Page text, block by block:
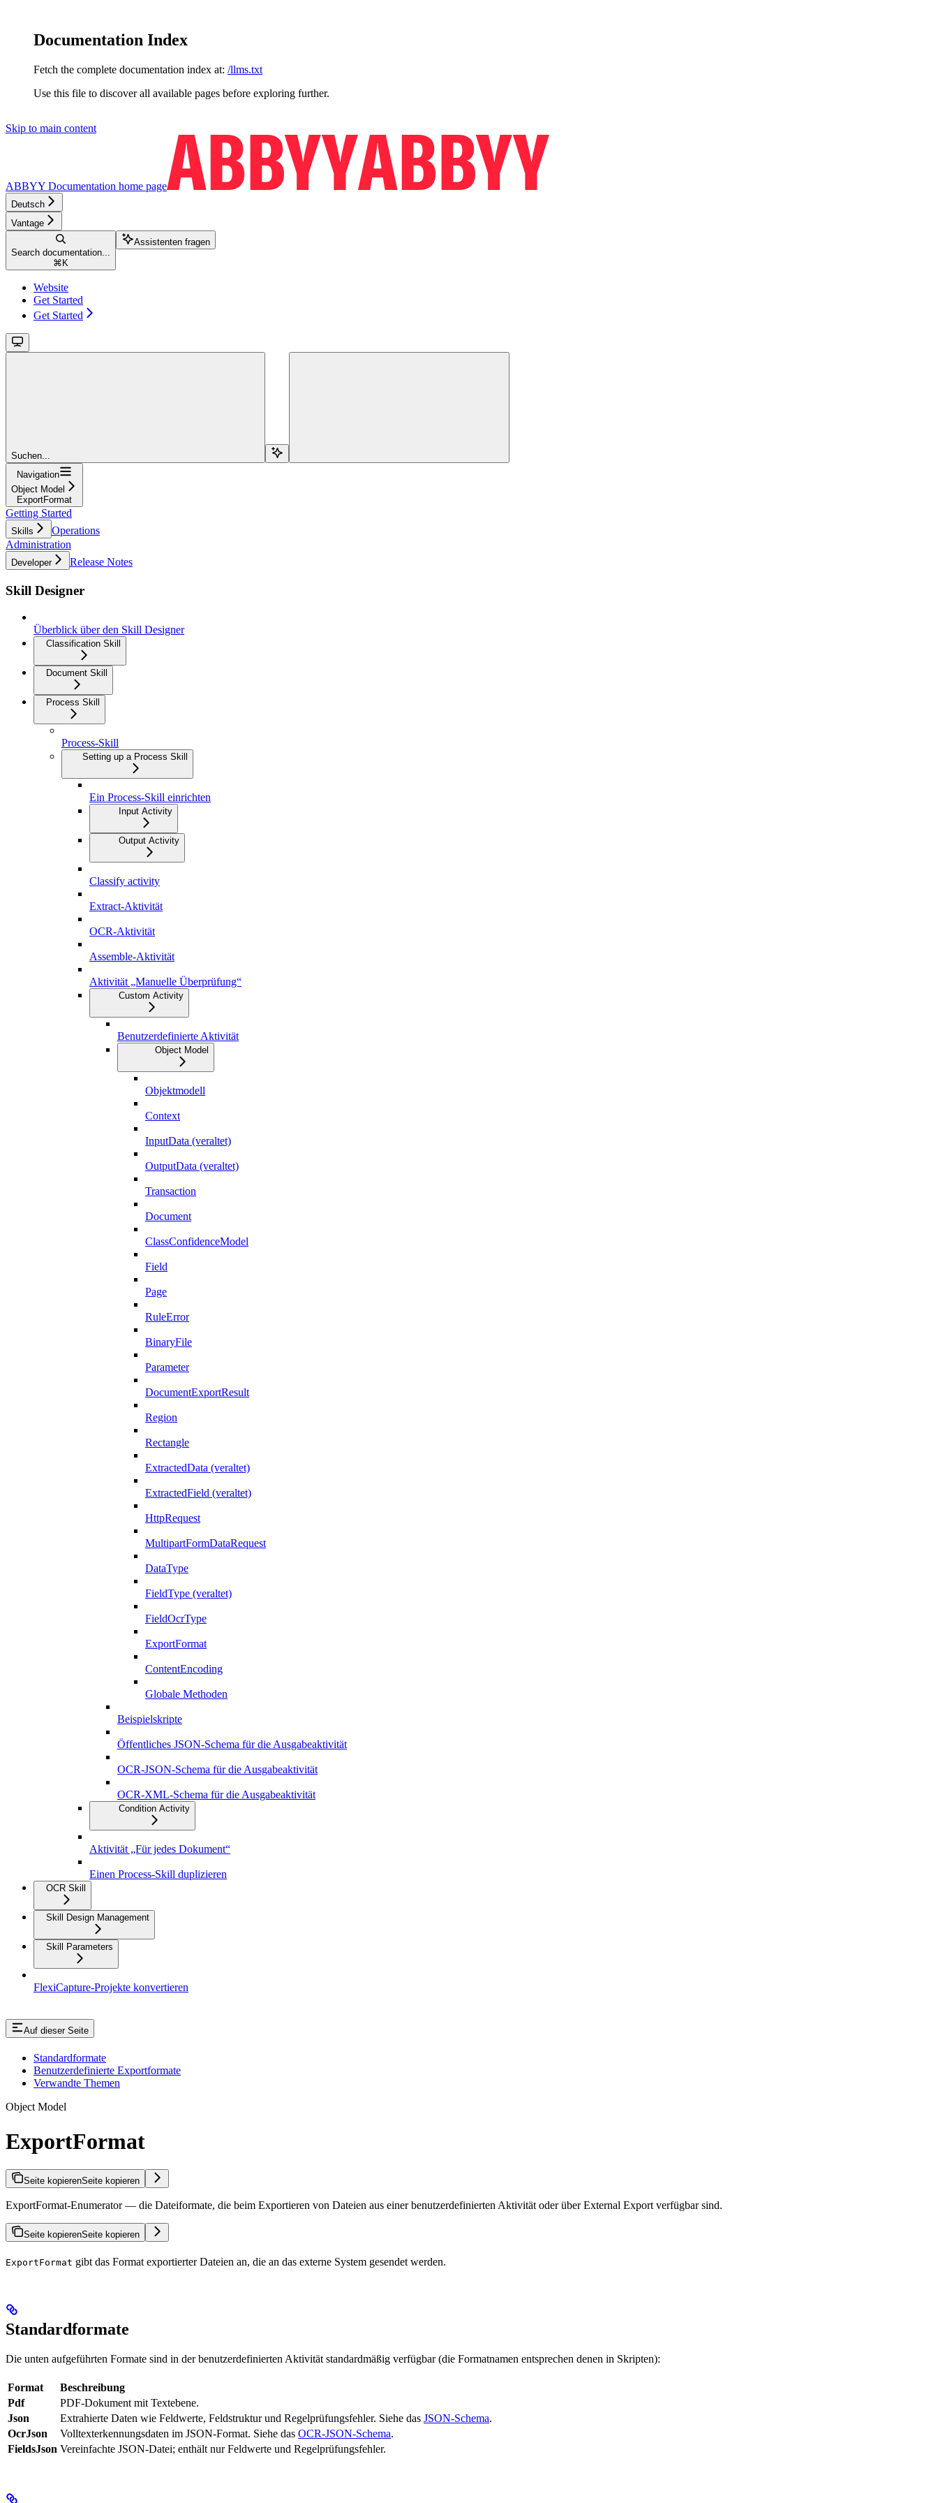
Documentation Index
Fetch the complete documentation index at: /llms.txt
Use this file to discover all available pages before exploring further.
Skip to main content
ABBYY Documentation home page
Deutsch
Vantage
Search documentation...
⌘ K
Assistenten fragen
Website
Get Started
Get Started
Suchen...
Navigation
Object Model
ExportFormat
Getting Started
Skills
Operations
Administration
Developer Release Notes
Skill Designer
Überblick über den Skill Designer
Classification Skill
Document Skill
Process Skill
Process-Skill
Setting up a Process Skill
Ein Process-Skill einrichten
Input Activity
Output Activity
Classify activity
Extract-Aktivität
OCR-Aktivität
Assemble-Aktivität
Aktivität „Manuelle Überprüfung“
Custom Activity
Benutzerdefinierte Aktivität
Object Model
Objektmodell
Context
InputData (veraltet)
OutputData (veraltet)
Transaction
Document
ClassConfidenceModel
Field
Page
RuleError
BinaryFile
Parameter
DocumentExportResult
Region
Rectangle
ExtractedData (veraltet)
ExtractedField (veraltet)
HttpRequest
MultipartFormDataRequest
DataType
FieldType (veraltet)
FieldOcrType
ExportFormat
ContentEncoding
Globale Methoden
Beispielskripte
Öffentliches JSON-Schema für die Ausgabeaktivität
OCR-JSON-Schema für die Ausgabeaktivität
OCR-XML-Schema für die Ausgabeaktivität
Condition Activity
Aktivität „Für jedes Dokument“
Einen Process-Skill duplizieren
OCR Skill
Skill Design Management
Skill Parameters
FlexiCapture-Projekte konvertieren
Auf dieser Seite
Standardformate
Benutzerdefinierte Exportformate
Verwandte Themen
Object Model
ExportFormat
Seite kopierenSeite kopieren
ExportFormat-Enumerator — die Dateiformate, die beim Exportieren von Dateien aus einer benutzerdefinierten Aktivität oder über External Export verfügbar sind.
Seite kopierenSeite kopieren
ExportFormat gibt das Format exportierter Dateien an, die an das externe System gesendet werden.
Standardformate
Die unten aufgeführten Formate sind in der benutzerdefinierten Aktivität standardmäßig verfügbar (die Formatnamen entsprechen denen in Skripten):
Format
Beschreibung
Pdf
PDF-Dokument mit Textebene.
Json
Extrahierte Daten wie Feldwerte, Feldstruktur und Regelprüfungsfehler. Siehe das JSON-Schema.
OcrJson
Volltexterkennungsdaten im JSON-Format. Siehe das OCR-JSON-Schema.
FieldsJson Vereinfachte JSON-Datei; enthält nur Feldwerte und Regelprüfungsfehler.